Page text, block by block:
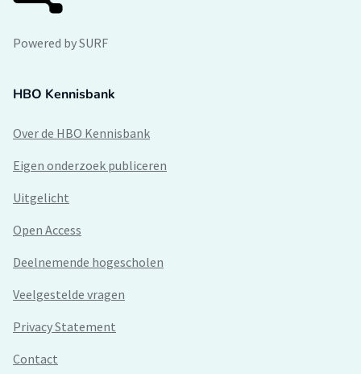
Powered by SURF
HBO Kennisbank
Over de HBO Kennisbank
Eigen onderzoek publiceren
Uitgelicht
Open Access
Deelnemende hogescholen
Veelgestelde vragen
Privacy Statement
Contact